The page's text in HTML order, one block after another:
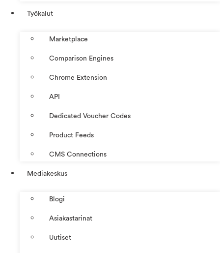
Työkalut
Marketplace
Comparison Engines
Chrome Extension
API
Dedicated Voucher Codes
Product Feeds
CMS Connections
Mediakeskus
Blogi
Asiakastarinat
Uutiset